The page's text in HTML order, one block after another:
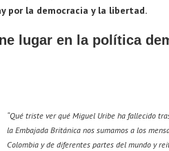
por la democracia y la libertad.
lugar en la política
“Qué triste ver qué Miguel Uribe ha fallecido
la Embajada Británica nos sumamos a los
Colombia y de diferentes partes del mundo y